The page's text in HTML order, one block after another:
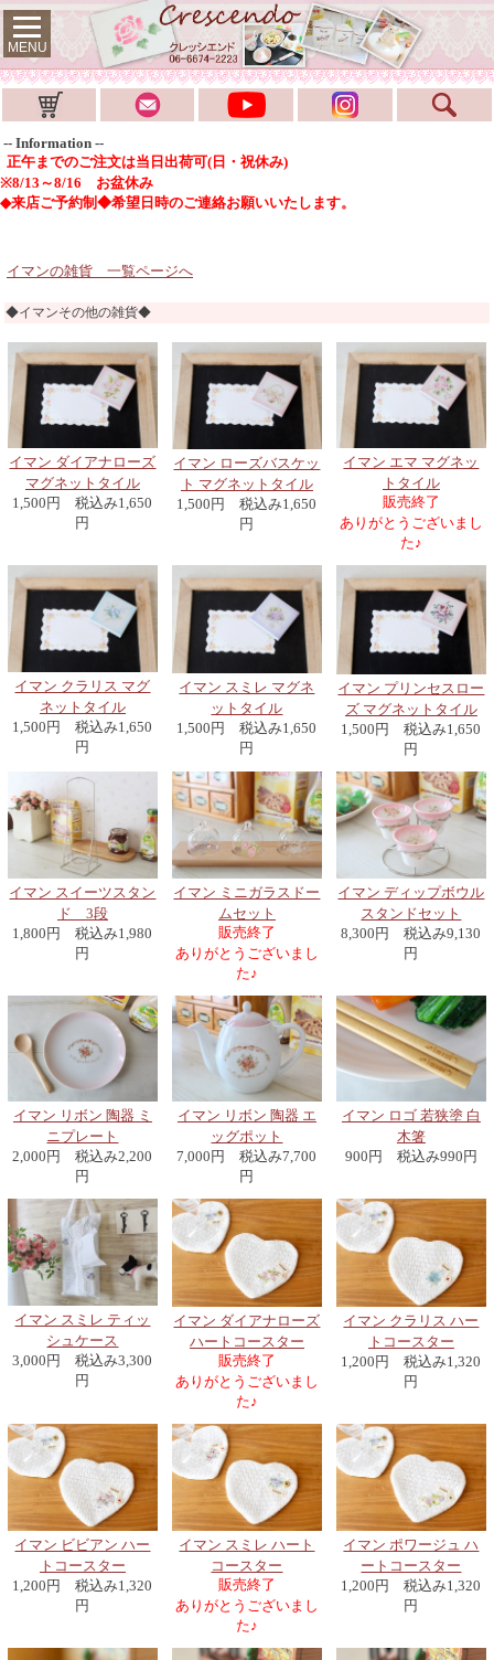
MENU
-- Information --
正午までのご注文は当日出荷可(日・祝休み)
※8/13～8/16 お盆休み
◆来店ご予約制◆希望日時のご連絡お願いいたします。
イマンの雑貨 一覧ページへ
◆イマンその他の雑貨◆
イマン ダイアナローズ
マグネットタイル
1,500円 税込み1,650
円
イマン ローズバスケッ
ト マグネットタイル
1,500円 税込み1,650
円
イマン エマ マグネッ
トタイル
販売終了
ありがとうございまし
た♪
イマン クラリス マグ
ネットタイル
1,500円 税込み1,650
円
イマン スミレ マグネ
ットタイル
1,500円 税込み1,650
円
イマン プリンセスロー
ズ マグネットタイル
1,500円 税込み1,650
円
イマン スイーツスタン
ド 3段
1,800円 税込み1,980
円
イマン ミニガラスドー
ムセット
販売終了
ありがとうございまし
た♪
イマン ディップボウル
スタンドセット
8,300円 税込み9,130
円
イマン リボン 陶器 ミ
ニプレート
2,000円 税込み2,200
円
イマン リボン 陶器 エ
ッグポット
7,000円 税込み7,700
円
イマン ロゴ 若狭塗 白
木箸
900円 税込み990円
イマン スミレ ティッ
シュケース
3,000円 税込み3,300
円
イマン ダイアナローズ
ハートコースター
販売終了
ありがとうございまし
た♪
イマン クラリス ハー
トコースター
1,200円 税込み1,320
円
イマン ビビアン ハー
トコースター
1,200円 税込み1,320
円
イマン スミレ ハート
コースター
販売終了
ありがとうございまし
た♪
イマン ポワージュ ハ
ートコースター
1,200円 税込み1,320
円